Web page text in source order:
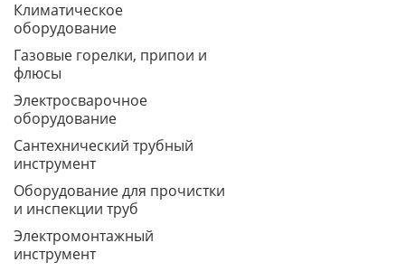
Климатическое
оборудование
Газовые горелки, припои и
флюсы
Электросварочное
оборудование
Сантехнический трубный
инструмент
Оборудование для прочистки
и инспекции труб
Электромонтажный
инструмент